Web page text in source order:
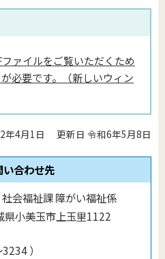
ファイルをご覧いただくため
必要です。（新しいウィン
年4月1日 更新日 令和6年5月8日
い合わせ先
会福祉課 障がい福祉係
県小美玉市上玉里1122
3234）